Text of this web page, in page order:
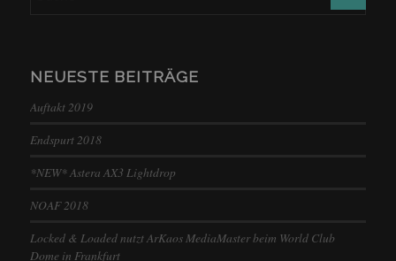
NEUESTE BEITRÄGE
Auftakt 2019
Endspurt 2018
*NEW* Astera AX3 Lightdrop
NOAF 2018
Locked & Loaded nutzt ArKaos MediaMaster beim World Club
Dome in Frankfurt